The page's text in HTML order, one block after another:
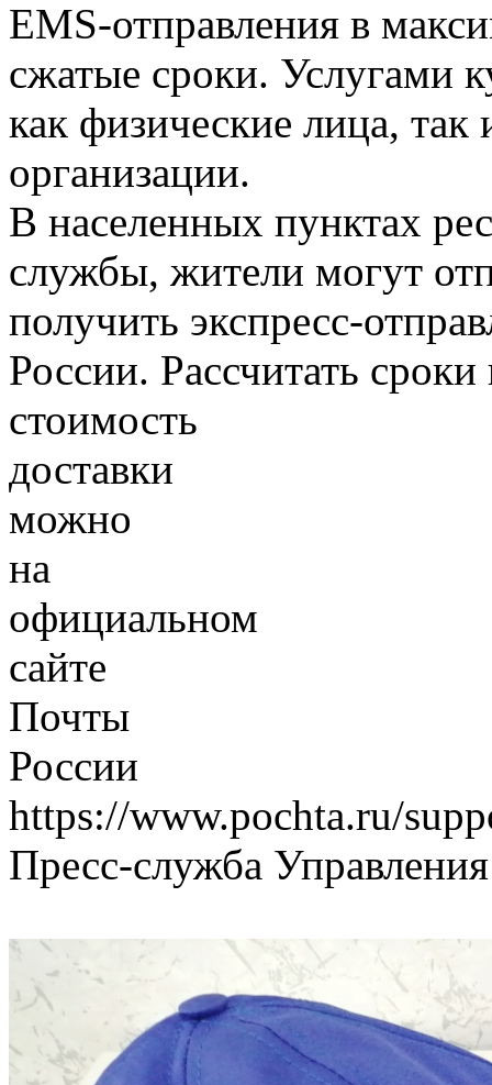
EMS-отправления в
сжатые сроки. Услугами
как физические лица, так
организации.
В населенных пунктах
службы, жители могут
получить экспресс-
России. Рассчитать сроки
стоимость
доставки
можно
на
официальном
сайте
Почты
России
https://www.pochta.ru/
Пресс-служба